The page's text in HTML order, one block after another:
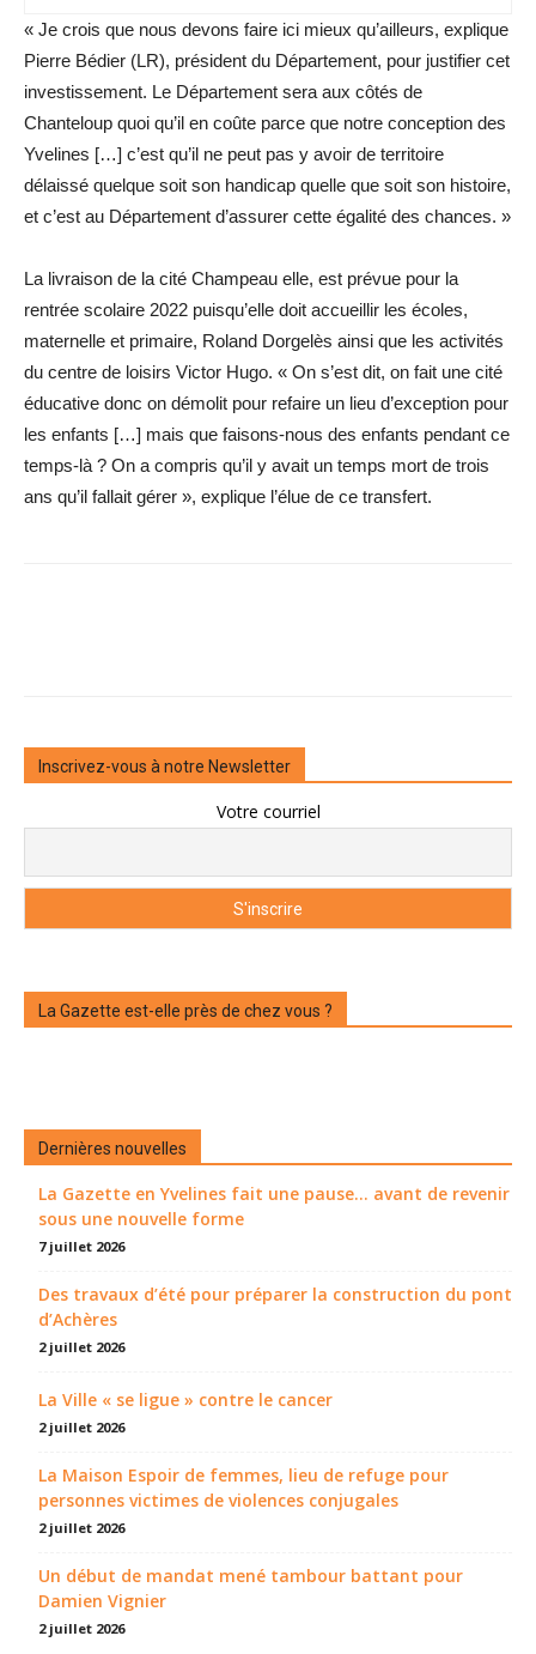
« Je crois que nous devons faire ici mieux qu’ailleurs, explique
Pierre Bédier (LR), président du Département, pour justifier cet
­investissement. Le Département sera aux côtés de
Chanteloup quoi qu’il en coûte parce que notre conception des
Yvelines […] c’est qu’il ne peut pas y avoir de territoire
délaissé quelque soit son handicap quelle que soit son histoire,
et c’est au Département ­d’assurer cette égalité des chances. »
La livraison de la cité Champeau elle, est prévue pour la
rentrée scolaire 2022 puisqu’elle doit accueillir les écoles,
maternelle et primaire, Roland Dorgelès ainsi que les activités
du centre de loisirs Victor Hugo. « On s’est dit, on fait une cité
éducative donc on démolit pour refaire un lieu d’exception pour
les enfants […] mais que faisons-nous des enfants pendant ce
temps-là ? On a compris qu’il y avait un temps mort de trois
ans qu’il fallait gérer », explique l’élue de ce ­transfert.
Inscrivez-vous à notre Newsletter
Votre courriel
La Gazette est-elle près de chez vous ?
Dernières nouvelles
La Gazette en Yvelines fait une pause... avant de revenir
sous une nouvelle forme
7 juillet 2026
Des travaux d’été pour préparer la construction du pont
d’Achères
2 juillet 2026
La Ville « se ligue » contre le cancer
2 juillet 2026
La Maison Espoir de femmes, lieu de refuge pour
personnes victimes de violences conjugales
2 juillet 2026
Un début de mandat mené tambour battant pour
Damien Vignier
2 juillet 2026